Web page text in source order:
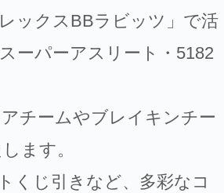
ックスBBラビッツ」で活
ーパーアスリート・5182
チームやブレイキンチー
ます。
くじ引きなど、多彩なコ